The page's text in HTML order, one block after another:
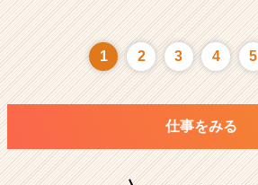
1 2 3 4 5
仕事をみる